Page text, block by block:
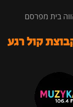
בית מפרסם
קול רגע